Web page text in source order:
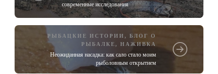
современные исследования
РЫБАЦКИЕ ИСТОРИИ , БЛОГ О
РЫБАЛКЕ, НАЖИВКА
Неожиданная насадка: как сало стало моим
рыболовным открытием